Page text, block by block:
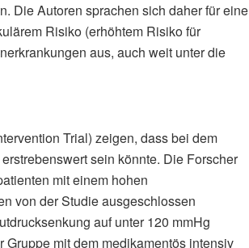
Die Autoren sprachen sich daher für eine
Risiko (erhöhtem Risiko für
aus, auch weit unter die
Trial) zeigen, dass bei dem
sein könnte. Die Forscher
mit einem hohen
von der Studie ausgeschlossen
auf unter 120 mmHg
mit dem medikamentös intensiv